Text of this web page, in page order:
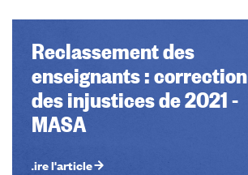
Reclassement des
enseignants : correction
des injustices de 2021 -
MASA
Lire l'article